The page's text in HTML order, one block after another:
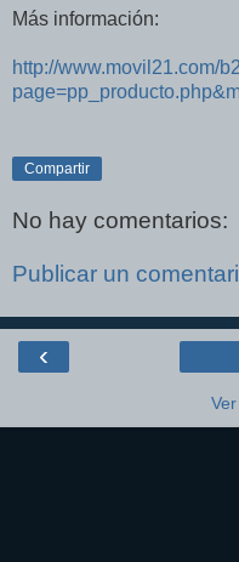
Más información:
http://www.movil21.com/
Compartir
No hay comentarios:
Publicar un
‹